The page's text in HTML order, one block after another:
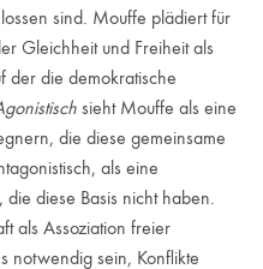
sind. Mouffe plädiert für
Gleichheit und Freiheit als
der die demokratische
sieht Mouffe als eine
die diese gemeinsame
als eine
diese Basis nicht haben.
als Assoziation freier
notwendig sein, Konflikte